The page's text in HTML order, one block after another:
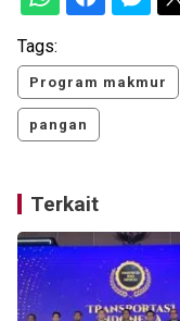
Tags:
Program makmur
pangan
Terkait